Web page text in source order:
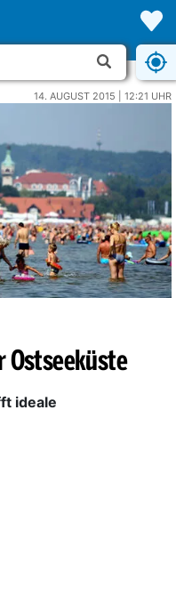
14. AUGUST 2015 | 12:21 UHR
Ostseeküste
ideale